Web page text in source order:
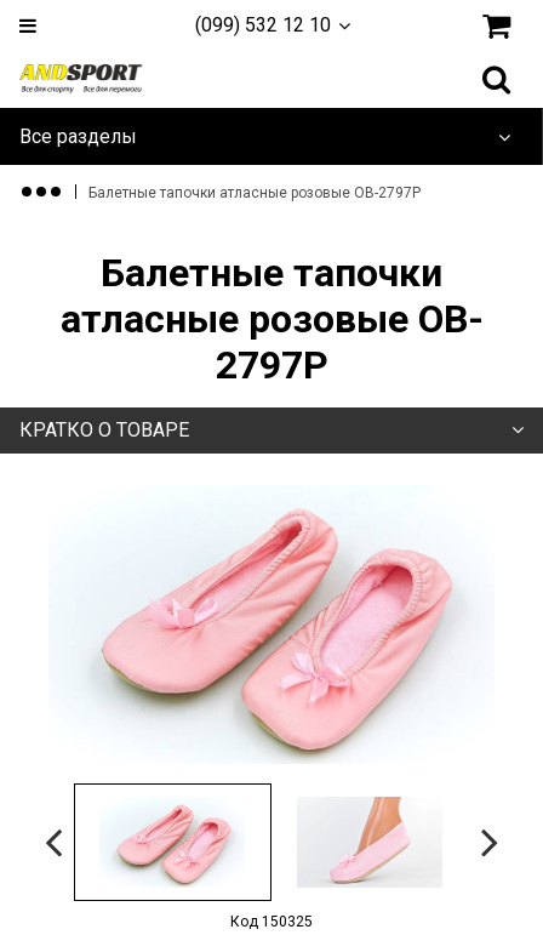
(099) 532 12 10
Все разделы
Дайвинг и плавание
Туризм и активный отдых
Единоборства
Наградная атрибутика
Спортивные Залы
Спортивное питание
РАСПРОДАЖА
Условия возврата
Балетные тапочки атласные розовые OB-2797P
Балетные тапочки
атласные розовые OB-
2797P
КРАТКО О ТОВАРЕ
Код 150325